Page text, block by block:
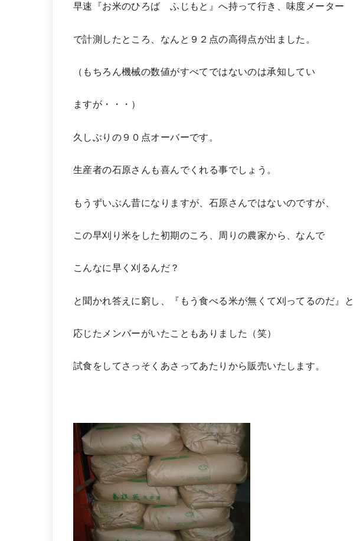
早速『お米のひろば ふじもと』へ持って行き、味度メーター
で計測したところ、なんと９２点の高得点が出ました。
（もちろん機械の数値がすべてではないのは承知してい
ますが・・・）
久しぶりの９０点オーバーです。
生産者の石原さんも喜んでくれる事でしょう。
もうずいぶん昔になりますが、石原さんではないのですが、
この早刈り米をした初期のころ、周りの農家から、なんで
こんなに早く刈るんだ？
と聞かれ答えに窮し、『もう食べる米が無くて刈ってるのだ』と
応じたメンバーがいたこともありました（笑）
試食をしてさっそくあさってあたりから販売いたします。